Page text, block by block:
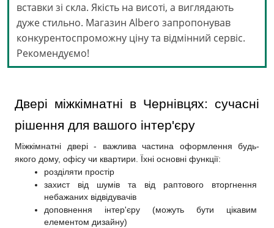
вставки зі скла. Якість на висоті, а виглядають
дуже стильно. Магазин Albero запропонував
конкурентоспроможну ціну та відмінний сервіс.
Рекомендуємо!
Двері міжкімнатні в Чернівцях: сучасні
рішення для вашого інтер'єру
Міжкімнатні двері - важлива частина оформлення будь-
якого дому, офісу чи квартири. Їхні основні функції:
розділяти простір
захист від шумів та від раптового вторгнення
небажаних відвідувачів
доповнення інтер'єру (можуть бути цікавим
елементом дизайну)